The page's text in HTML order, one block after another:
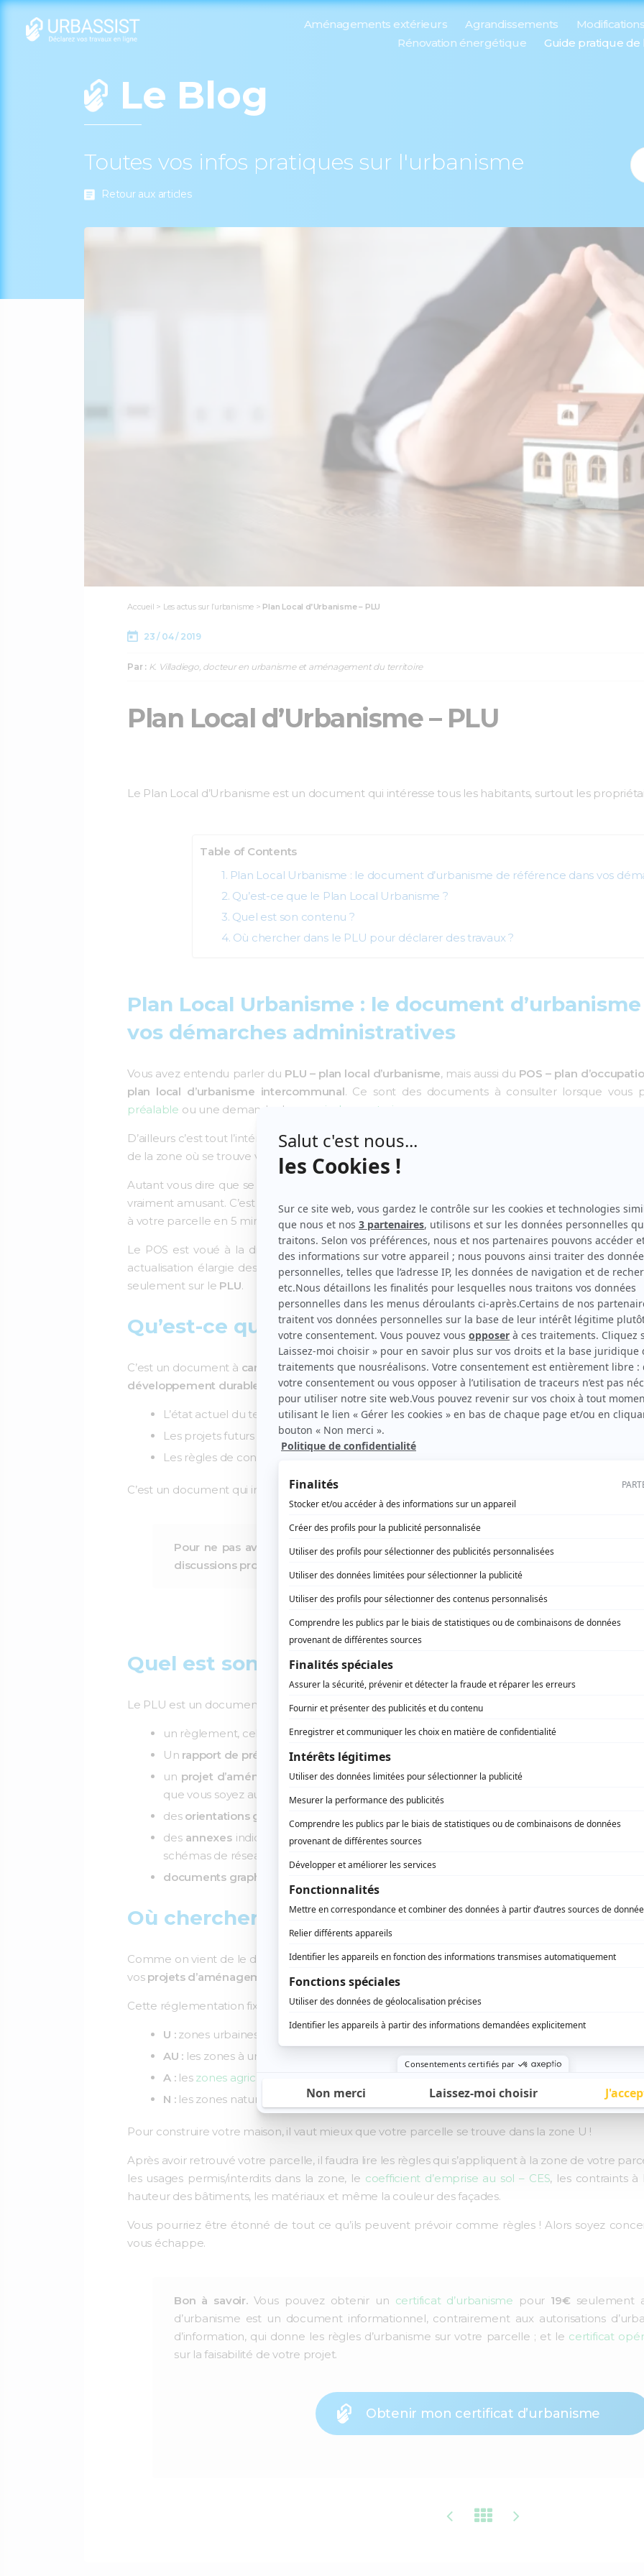
Aménagements extérieurs Agrandissements
Rénovation énergétique
Guide pratique de
Le Blog
Toutes vos infos pratiques sur l'urbanisme
Retour aux articles
Accueil > Les actus sur l’urbanisme > Plan Local d’Urbanisme – PLU
23 / 04 / 2019
Par : K. Villadiego, docteur en urbanisme et aménagement du territoire
Plan Local d’Urbanisme – PLU
Le Plan Local d’Urbanisme est un document qui intéresse tous les habitants, surtout les
Table of Contents
Plan Local Urbanisme : le document d’urbanisme de référence dans vos
Qu’est-ce que le Plan Local Urbanisme ?
Quel est son contenu ?
Où chercher dans le PLU pour déclarer des travaux ?
Plan Local Urbanisme : le document
vos démarches administratives
Vous avez entendu parler du PLU – plan local d’urbanisme, mais aussi du POS – plan
plan local d’urbanisme intercommunal. Ce sont des documents à consulter lorsque vous
préalable ou une demande de permis de construire
D’ailleurs c’est tout l’intérêt de demander uncertificat d’urbanisme
de la zone où se trouve votre parcelle.
Autant vous dire que se pencher sur la lecture du PLU de votre commune, qui doit compter
vraiment amusant. C’est pourquoi des outils comme
UrbaPluspermettent d’obtenir une
à votre parcelle en 5 minutes, sans avoir à parcourir le document en entier.
Le POS est voué à la disparition, car il a été remplacé par le PLU( Loi SRU du 13 décembre
actualisation élargie des PLU, apparu en 2016 pour intégrer la notion d’intercommunalité. De
seulement sur le PLU.
Qu’est-ce que le Plan Local Urbanisme ?
C’est un document à caractère juridiqueavec lequel les communes planifient la croissance du
développement durable
. Il contient :
L’état actuel du territoire
Les projets futurs de votre commune
Les règles de construction et d’aménagement à respecter
C’est un document qui intéresse tous les habitants,
Pour ne pas avoir des surprises comme : «mon terrain a été déclassé en terrain
discussions proposées par votre mairie.
Quel est son contenu ?
Le PLU est un document assez copieux et très technique, qui comporte plusieurs autres
un règlement, celui-là va vous intéresser davantage.
Un rapport de présentation, avec le diagnostic du territoire
un projet d’aménagement et de développement durable (PADD),
que fixe les
que vous soyez au courant !
des orientations générales d’aménagement et de programmation (OAP),
qui
des annexesindiquant lesservitudes d’utilité publique
, les zones d’aménagement
schémas de réseaux d’eau potable et d’assainissement… et la liste est infinie !
documents graphiques
Où chercher dans le PLU pour déclarer des
Comme on vient de le dire, c’est dans la partieréglementation du PLUque vous trouverez la
vos projets d’aménagement et construction.
Cette réglementation fixe l’utilisation des sols sous forme de zonage :
U :zones urbaines
AU : les zones à urbaniser
A : les zones agricoles
N :les zones naturelles et forestières
Pour construire votre maison, il vaut mieux que votre parcelle se trouve dans la zone U !
Après avoir retrouvé votre parcelle, il faudra lire les règles qui s’appliquent à la zone de votre
les usages permis/interdits dans la zone, le coefficient d’emprise au sol – CES, les contraints à
hauteur des bâtiments, les matériaux et même la couleur des façades.
Vous pourriez être étonné de tout ce qu’ils peuvent prévoir comme règles ! Alors soyez
vous échappe.
Bon à savoir.Vous pouvez obtenir un certificat d’urbanisme pour 19€ seulement
d’urbanisme est un document informationnel, contrairement aux autorisations
d’information, qui donne les règles d’urbanisme sur votre parcelle ; et le certificat
sur la faisabilité de votre projet.
Obtenir mon certificat d’urbanisme